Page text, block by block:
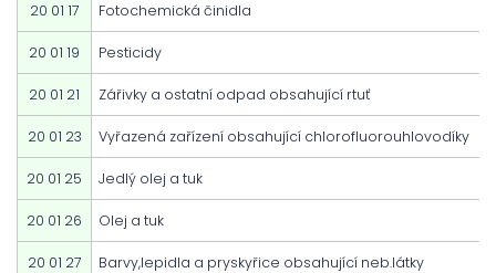
20 01 17 Fotochemická činidla
20 01 19 Pesticidy
20 01 21 Zářivky a ostatní odpad obsahující rtuť
20 01 23 Vyřazená zařízení obsahující chlorofluorouhlovodíky
20 01 25 Jedlý olej a tuk
20 01 26 Olej a tuk
20 01 27 Barvy,lepidla a pryskyřice obsahující neb.látky